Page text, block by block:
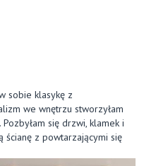
sobie klasykę z
we wnętrzu stworzyłam
się drzwi, klamek i
z powtarzającymi się